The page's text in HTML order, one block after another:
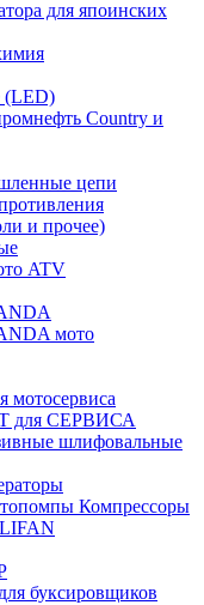
для япоинских
(LED)
Country и
цепи
и прочее)
ATV
мото
мотосервиса
для СЕРВИСА
шлифовальные
Компрессоры
буксировщиков